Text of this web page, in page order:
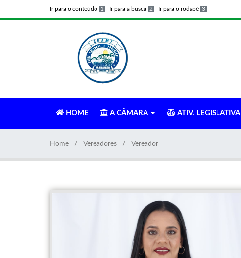
Ir para o conteúdo 1 Ir para a busca 2 Ir para o rodapé 3
HOME A CÂMARA ATIV. LEGISLATIVA
Home Vereadores Vereador